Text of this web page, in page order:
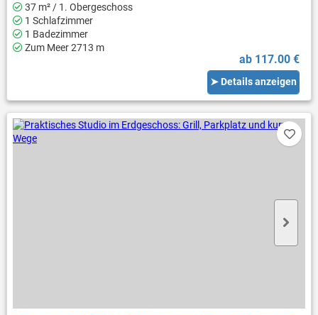
37 m² / 1. Obergeschoss
1 Schlafzimmer
1 Badezimmer
Zum Meer 2713 m
ab 117.00 €
➤ Details anzeigen